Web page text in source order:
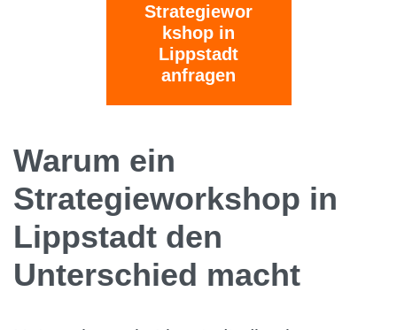
Strategiewor
kshop in
Lippstadt
anfragen
Warum ein
Strategieworkshop in
Lippstadt den
Unterschied macht